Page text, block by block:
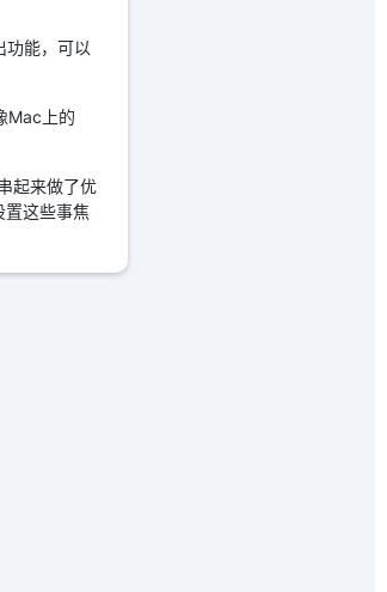
能，可以
Mac上的
起来做了优
这些事焦